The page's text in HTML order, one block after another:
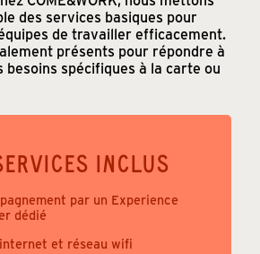
des services basiques pour
de travailler efficacement.
présents pour répondre à
besoins spécifiques à la carte ou
INCLUS
par un Experience
dédié
et réseau wifi